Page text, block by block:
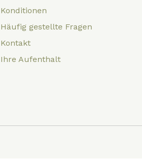
Konditionen
Häufig gestellte Fragen
Kontakt
Ihre Aufenthalt